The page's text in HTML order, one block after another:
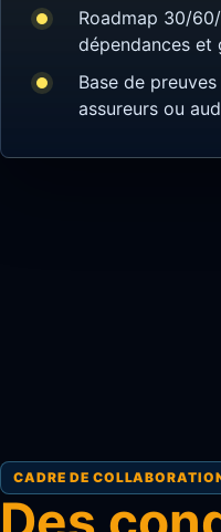
Roadmap 30/
dépendances et
Base de
assureurs ou
CADRE DE